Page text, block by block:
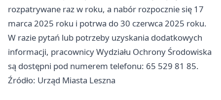
rozpatrywane raz w roku, a nabór rozpocznie się 17
marca 2025 roku i potrwa do 30 czerwca 2025 roku.
W razie pytań lub potrzeby uzyskania dodatkowych
informacji, pracownicy Wydziału Ochrony Środowiska
są dostępni pod numerem telefonu: 65 529 81 85.
Źródło: Urząd Miasta Leszna